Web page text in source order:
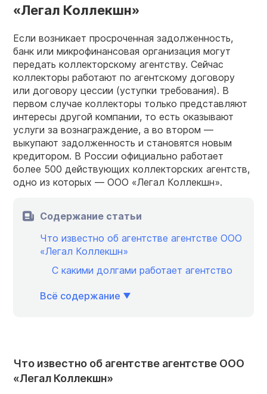
«Легал Коллекшн»
Если возникает просроченная задолженность,
банк или микрофинансовая организация могут
передать коллекторскому агентству. Сейчас
коллекторы работают по агентскому договору
или договору цессии (уступки требования). В
первом случае коллекторы только представляют
интересы другой компании, то есть оказывают
услуги за вознаграждение, а во втором —
выкупают задолженность и становятся новым
кредитором. В России официально работает
более 500 действующих коллекторских агентств,
одно из которых — ООО «Легал Коллекшн».
Содержание статьи
Что известно об агентстве агентстве ООО
«Легал Коллекшн»
С какими долгами работает агентство
Всё содержание
Что известно об агентстве агентстве ООО
«Легал Коллекшн»